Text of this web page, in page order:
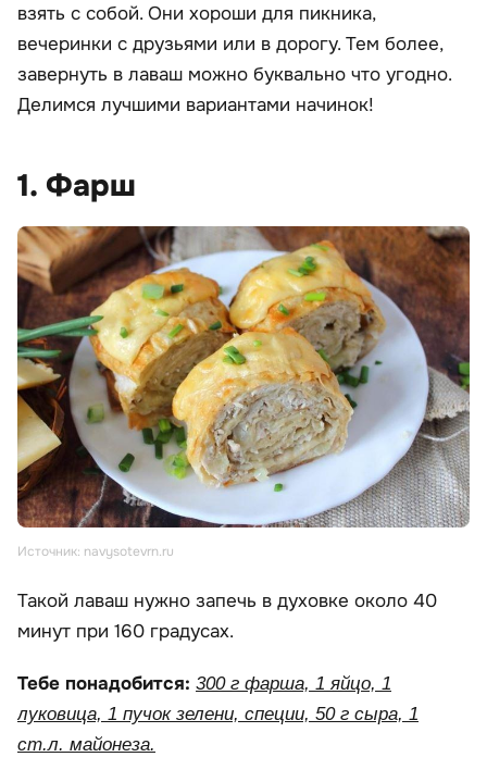
взять с собой. Они хороши для пикника,
вечеринки с друзьями или в дорогу. Тем более,
завернуть в лаваш можно буквально что угодно.
Делимся лучшими вариантами начинок!
1. Фарш
Источник: navysotevrn.ru
Такой лаваш нужно запечь в духовке около 40
минут при 160 градусах.
Тебе понадобится: 300 г фарша, 1 яйцо, 1
луковица, 1 пучок зелени, специи, 50 г сыра, 1
ст.л. майонеза.